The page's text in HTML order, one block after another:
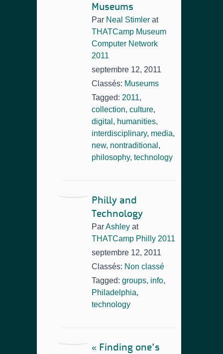
Museums
Par Neal Stimler at
THATCamp Museum
Computer Network
2011
septembre 12, 2011
Classés: Museums
Tagged: 2011,
collection, culture,
digital , humanities,
interdisciplinary, media,
new, nontraditional ,
philosophy, technology
Philly and
Technology
ParAshley at
THATCamp Philly 2011
septembre 12, 2011
Classés: Non classé
Tagged: groups, info,
Philadelphia,
technology
« Finding one’s